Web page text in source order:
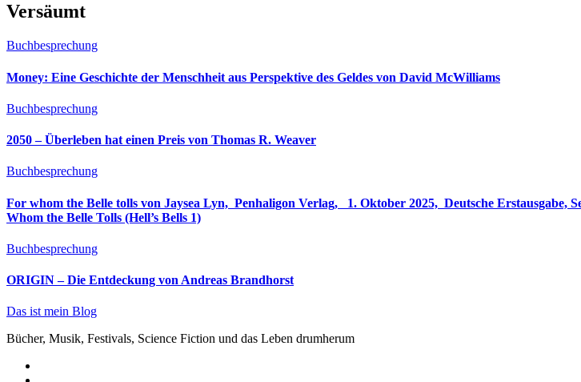
Versäumt
Buchbesprechung
Money: Eine Geschichte der Menschheit aus Perspektive des Geldes von David McWilliams
Buchbesprechung
2050 – Überleben hat einen Preis von Thomas R. Weaver
Buchbesprechung
For whom the Belle tolls von Jaysea Lyn, ‎ Penhaligon Verlag, ‎ 1. Oktober 2025, ‎ Deutsche Erstausgabe, Seitenzahl der Print-Ausgabe ‏ : ‎ 848 Seiten,
Whom the Belle Tolls (Hell’s Bells 1)
Buchbesprechung
ORIGIN – Die Entdeckung von Andreas Brandhorst
Das ist mein Blog
Bücher, Musik, Festivals, Science Fiction und das Leben drumherum